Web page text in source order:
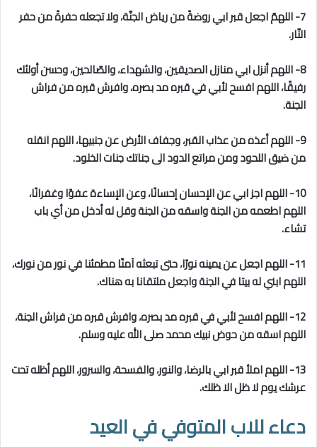
7- اللهمّ اجعل قبر ابي روضةً من رياض الجنّة، ولا تجعله حفرةً من حفر
النّار.
8- اللهم أنزل ابي منازل الصديقين، والشهداء، والصّالحين، وحسن أولئك
رفيقًا، اللهم افسح لأبي في قبره مد بصره، وافرش قبره من فراش
الجنة.
9- اللهم أعذه من عذاب القبر، وجفاف الأرض عن جنبيها، اللهم انقله
من ضيق اللحود ومن مراتع الدود الى جناتك جنات الخلود.
10- اللهم اجز ابي عن الإحسان إحسانًا، وعن الإساءة عفوًا وغفرانًا،
اللهم اطعمه من الجنة واسقه من الجنة وقل له أدخل من أي باب
تشاء.
11- اللهم اجعل عن يمينه نورًا، حتى تبعثه آمنًا مطمئنا في نور من نورك،
اللهم ابني له بيتا في الجنة واجعل ملتقانا به هناك.
12- اللهم افسح لأبي في قبره مد بصره، وافرش قبره من فراش الجنة،
اللهم اسقه من حوض نبيك محمد صلى الله عليه وسلم.
13- اللهم املأ قبر ابي بالرضا، والنور، والفسحة، والسرور، اللهم أظله تحت
عرشك يوم لا ظل الا ظلك.
دعاء للاب المتوفي في العيد